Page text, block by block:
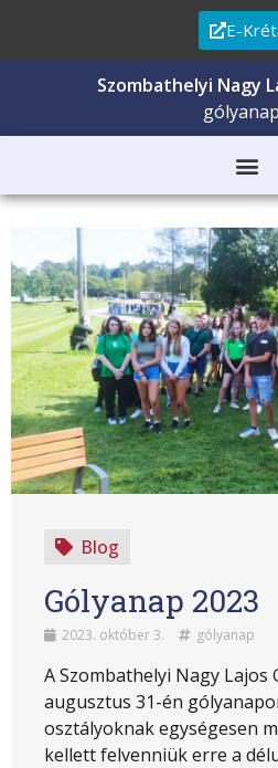
E-
Szombathelyi Nagy
gólyanap
Blog
Gólyanap 2023
2023. október 3. gólyanap
A Szombathelyi Nagy Lajos
augusztus 31-én
osztályoknak egységesen
kellett felvenniük erre a